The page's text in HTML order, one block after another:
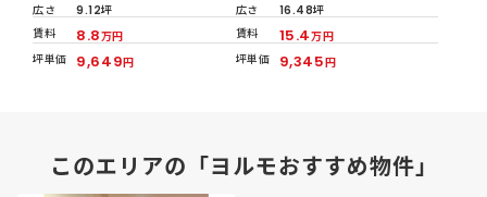
広さ
9.12坪
賃料
8.8万円
坪単価
9,649円
広さ
16.48坪
賃料
15.4万円
坪単価
9,345円
このエリアの「ヨルモおすすめ物件」